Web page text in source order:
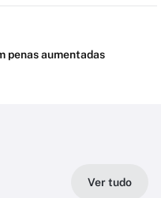
penas aumentadas
Ver tudo